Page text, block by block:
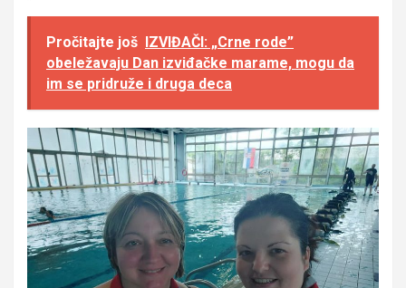
Pročitajte još IZVIĐAČI: „Crne rode”
obeležavaju Dan izviđačke marame, mogu da
im se pridruže i druga deca